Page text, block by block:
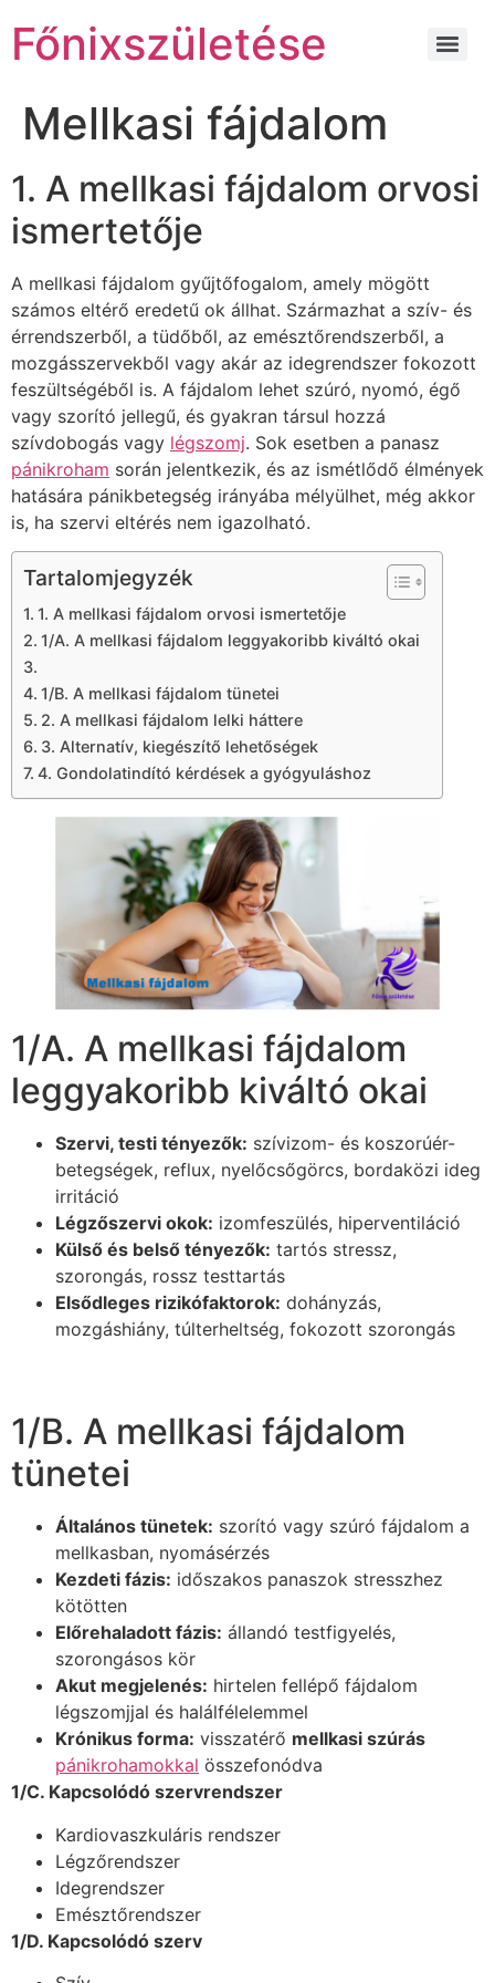
Főnixszületése
Mellkasi fájdalom
1. A mellkasi fájdalom orvosi
ismertetője
A mellkasi fájdalom gyűjtőfogalom, amely mögött
számos eltérő eredetű ok állhat. Származhat a szív- és
érrendszerből, a tüdőből, az emésztőrendszerből, a
mozgásszervekből vagy akár az idegrendszer fokozott
feszültségéből is. A fájdalom lehet szúró, nyomó, égő
vagy szorító jellegű, és gyakran társul hozzá
szívdobogás vagy légszomj. Sok esetben a panasz
pánikroham során jelentkezik, és az ismétlődő élmények
hatására pánikbetegség irányába mélyülhet, még akkor
is, ha szervi eltérés nem igazolható.
Tartalomjegyzék
1. A mellkasi fájdalom orvosi ismertetője
1/A. A mellkasi fájdalom leggyakoribb kiváltó okai
1/B. A mellkasi fájdalom tünetei
2. A mellkasi fájdalom lelki háttere
3. Alternatív, kiegészítő lehetőségek
4. Gondolatindító kérdések a gyógyuláshoz
1/A. A mellkasi fájdalom
leggyakoribb kiváltó okai
Szervi, testi tényezők: szívizom- és koszorúér-
betegségek, reflux, nyelőcsőgörcs, bordaközi ideg
irritáció
Légzőszervi okok: izomfeszülés, hiperventiláció
Külső és belső tényezők: tartós stressz,
szorongás, rossz testtartás
Elsődleges rizikófaktorok: dohányzás,
mozgáshiány, túlterheltség, fokozott szorongás
1/B. A mellkasi fájdalom
tünetei
Általános tünetek: szorító vagy szúró fájdalom a
mellkasban, nyomásérzés
Kezdeti fázis: időszakos panaszok stresszhez
kötötten
Előrehaladott fázis: állandó testfigyelés,
szorongásos kör
Akut megjelenés: hirtelen fellépő fájdalom
légszomjjal és halálfélelemmel
Krónikus forma: visszatérő mellkasi szúrás
pánikrohamokkal összefonódva
1/C. Kapcsolódó szervrendszer
Kardiovaszkuláris rendszer
Légzőrendszer
Idegrendszer
Emésztőrendszer
1/D. Kapcsolódó szerv